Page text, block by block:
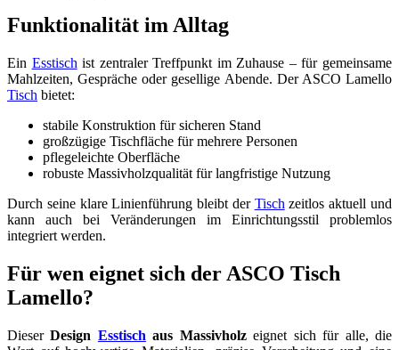
Funktionalität im Alltag
Ein Esstisch ist zentraler Treffpunkt im Zuhause – für gemeinsame
Mahlzeiten, Gespräche oder gesellige Abende. Der ASCO Lamello
Tisch bietet:
stabile Konstruktion für sicheren Stand
großzügige Tischfläche für mehrere Personen
pflegeleichte Oberfläche
robuste Massivholzqualität für langfristige Nutzung
Durch seine klare Linienführung bleibt der Tisch zeitlos aktuell und
kann auch bei Veränderungen im Einrichtungsstil problemlos
integriert werden.
Für wen eignet sich der ASCO Tisch
Lamello?
DieserDesign Esstisch aus Massivholzeignet sich für alle, die